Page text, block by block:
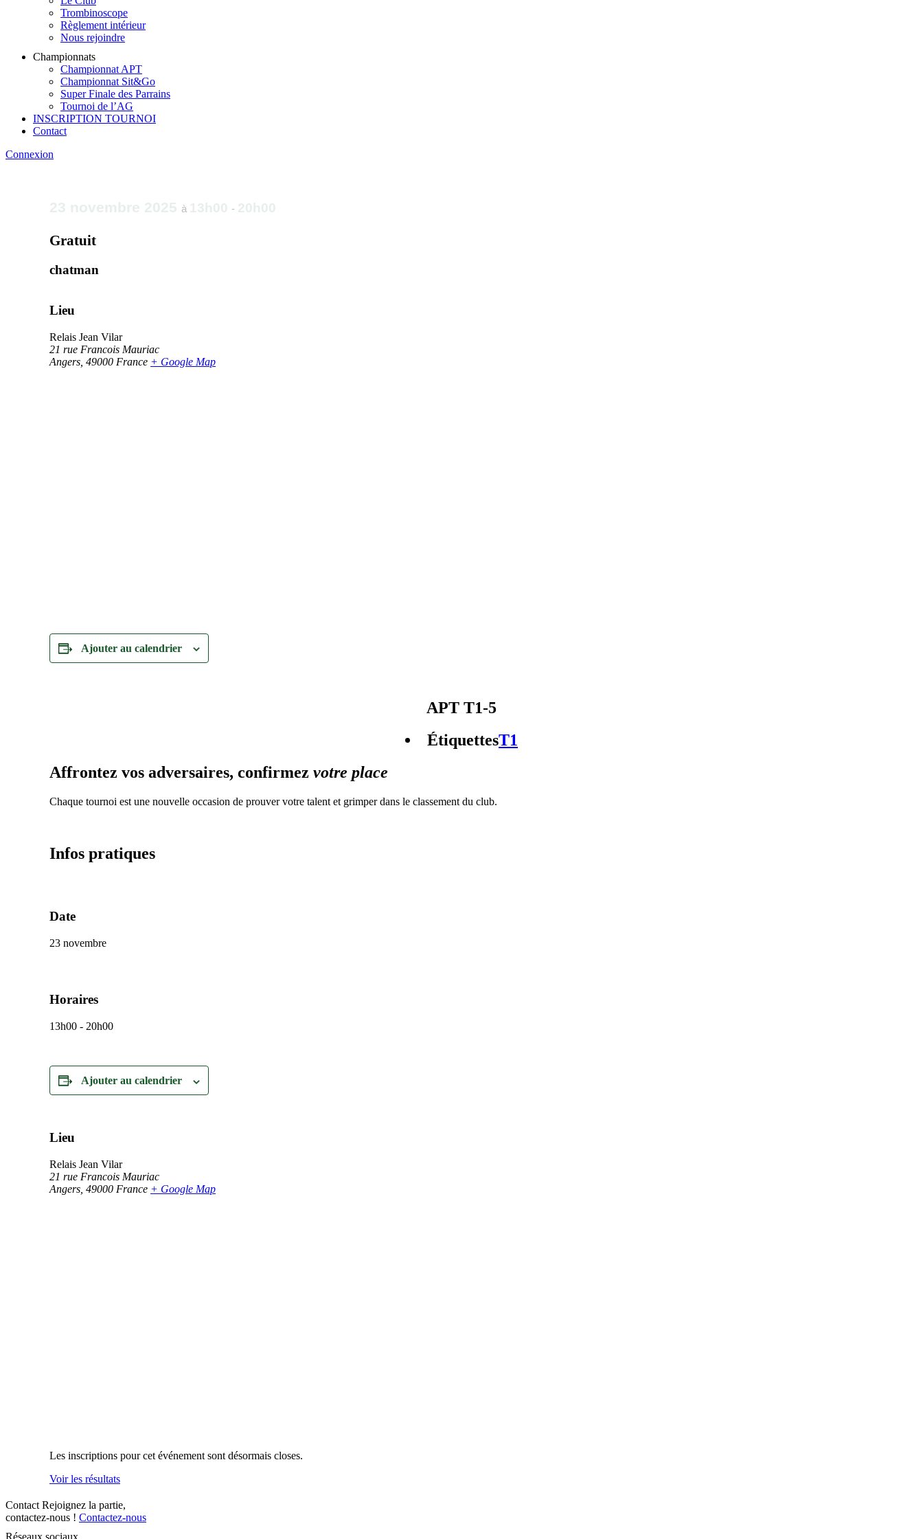
Trombinoscope
Règlement intérieur
Nous rejoindre
Championnats
Championnat APT
Championnat Sit&Go
Super Finale des Parrains
Tournoi de l’AG
INSCRIPTION TOURNOI
Contact
Connexion
à -
Gratuit
chatman
Lieu
Relais Jean Vilar
21 rue Francois Mauriac
Angers 49000 France + Google Map
Ajouter au calendrier
APT T1-5
ÉtiquettesT1
Affrontez vos adversaires, confirmez votre place
Chaque tournoi est une nouvelle occasion de prouver votre talent et grimper dans le classement du club.
Infos pratiques
Date
23 novembre
Horaires
13h00 - 20h00
Ajouter au calendrier
Lieu
Relais Jean Vilar
21 rue Francois Mauriac
Angers 49000 France + Google Map
Les inscriptions pour cet événement sont désormais closes.
Voir les résultats
Contact Rejoignez la partie,
contactez-nous ! Contactez-nous
Réseaux sociaux